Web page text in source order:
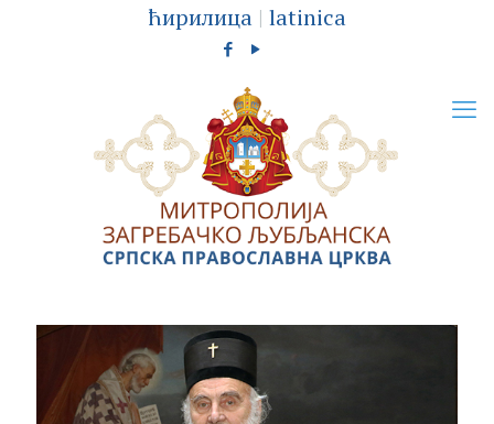
ћирилица | latinica